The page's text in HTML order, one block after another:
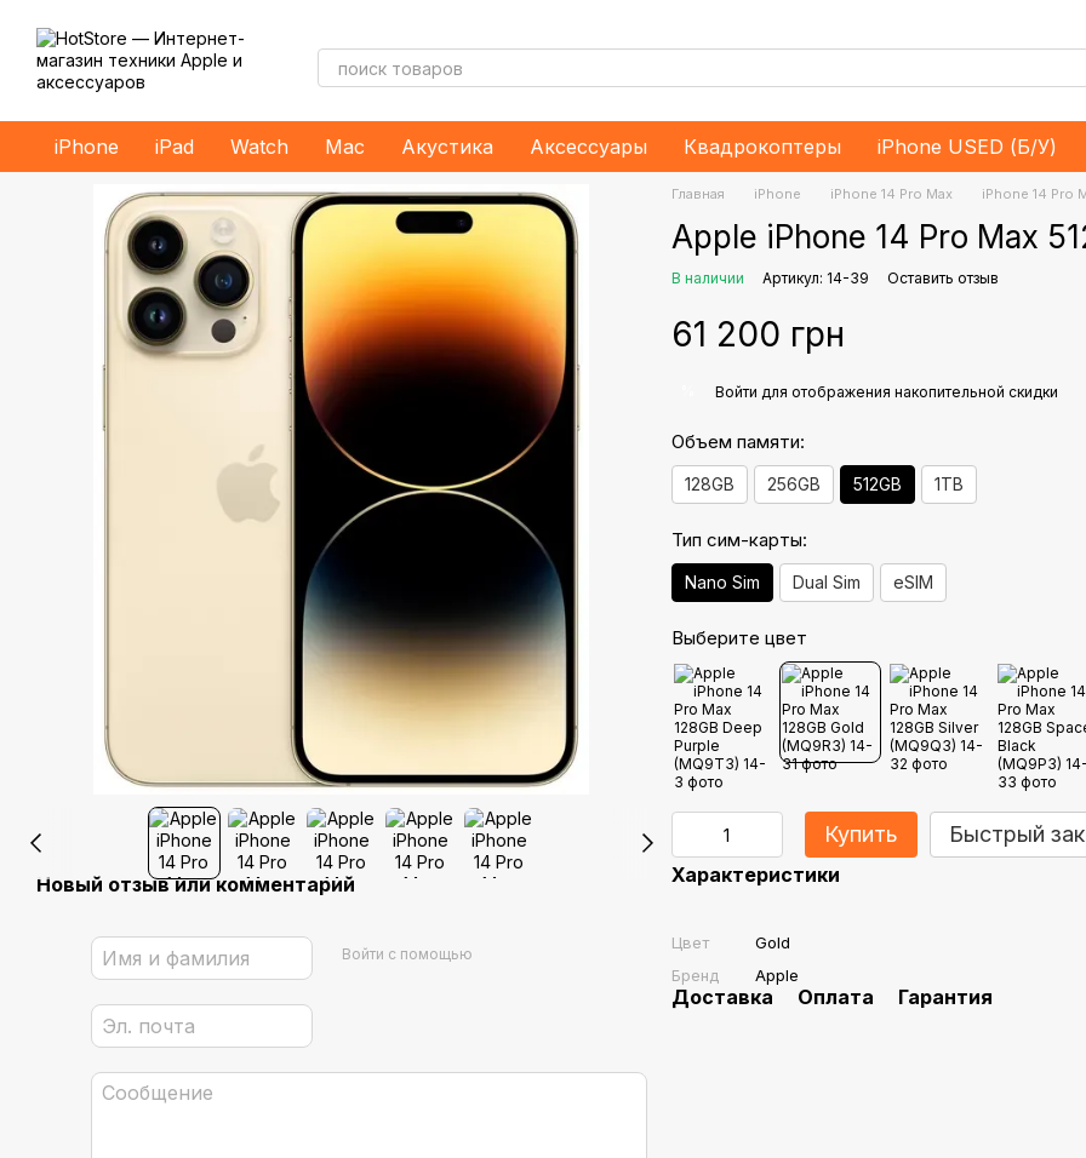
iPhone iPad Watch Mac Акустика Аксессуары Квадрокоптеры iPhone USED (Б/У)
Новый отзыв или комментарий
Войти с помощью
Главная iPhone iPhone 14 Pro Max iPhone 14 Pro
Apple iPhone 14 Pro Max
В наличии Артикул: 14-39 Оставить отзыв
61 200 грн
Войти для отображения накопительной скидки
Объем памяти:
128GB 256GB 512GB 1TB
Тип сим-карты:
Nano Sim Dual Sim eSIM
Выберите цвет
Купить Быстрый
Характеристики
Цвет
Gold
Бренд
Apple
Доставка Оплата Гарантия